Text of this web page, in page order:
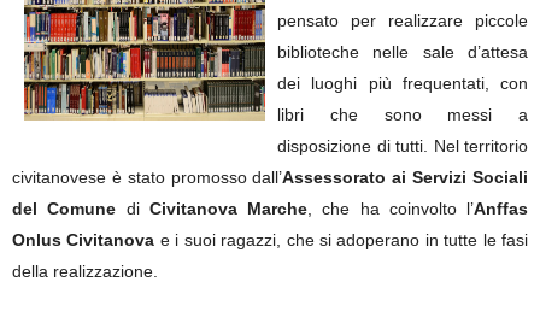
pensato per realizzare piccole
biblioteche nelle sale d’attesa
dei luoghi più frequentati, con
libri che sono messi a
disposizione di tutti. Nel territorio
civitanovese è stato promosso dall’Assessorato ai Servizi Sociali
del Comune di Civitanova Marche , che ha coinvolto l’Anffas
Onlus Civitanova e i suoi ragazzi, che si adoperano in tutte le fasi
della realizzazione.